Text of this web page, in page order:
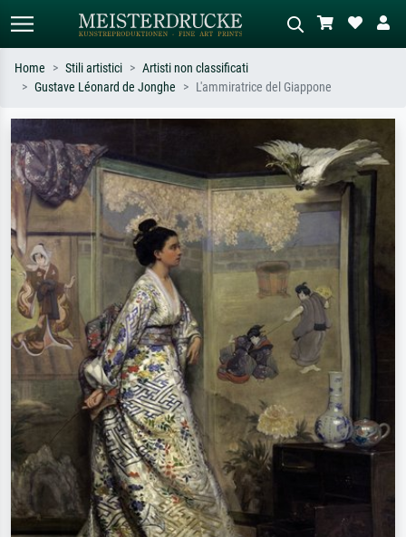
Monet, Notte stellata,
Impressionismo, onda di Hokusai,
nudo.
astratto con molto rosso, dipinto a
olio scuro, nudo in piedi vicino a un
albero.
Home Stili artistici
Artisti non classificati
Gustave Léonard de Jonghe
L'ammiratrice del Giappone